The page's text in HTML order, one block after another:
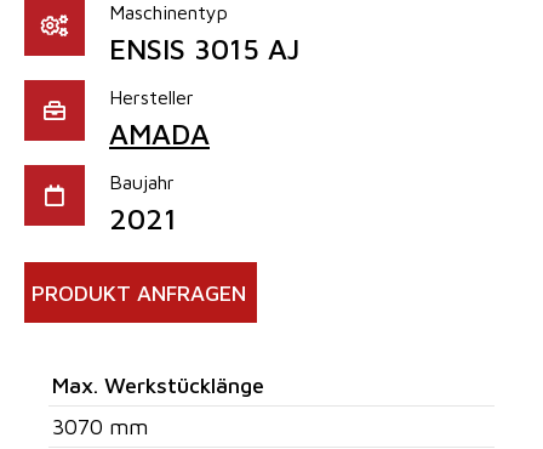
Maschinentyp
ENSIS 3015 AJ
Hersteller
AMADA
Baujahr
2021
PRODUKT ANFRAGEN
Max. Werkstücklänge
3070 mm